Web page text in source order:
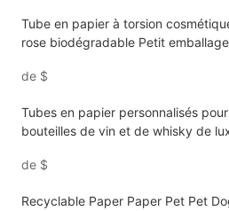
Tube en papier à torsion
rose biodégradable Petit emballage
6G 18G 18G
de $
Tubes en papier personnalisés pour
bouteilles de vin et de whisky de
de $
Recyclable Paper Paper Pet Pet